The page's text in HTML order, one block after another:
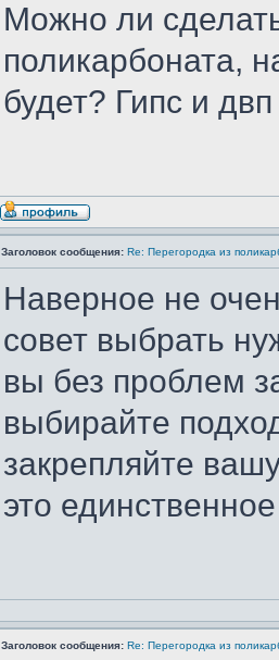
Можно ли
поликарбоната,
будет? Гипс и
Заголовок сообщения: Re: Перегородка из
Наверное не
совет выбрать
вы без проблем
выбирайте
закрепляйте
это
Заголовок сообщения: Re: Перегородка из